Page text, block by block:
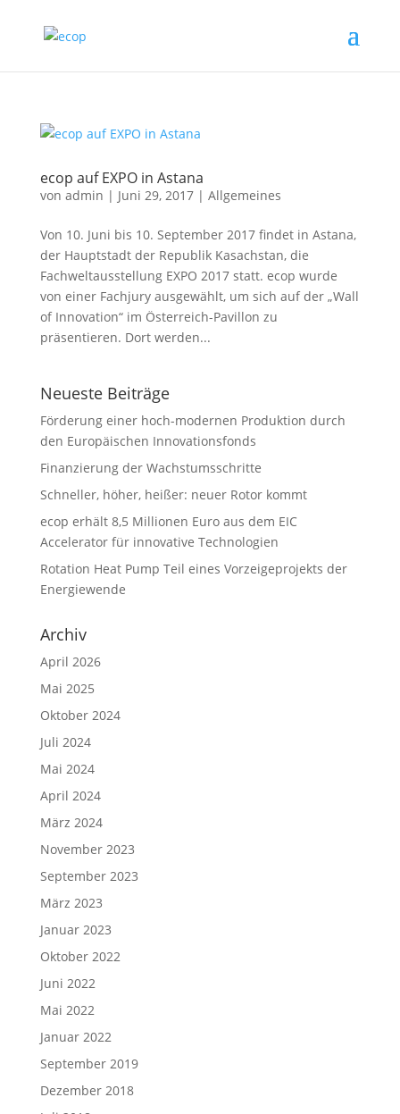
ecop auf EXPO in Astana
von admin | Juni 29, 2017| Allgemeines
Von 10. Juni bis 10. September 2017 findet in Astana,
der Hauptstadt der Republik Kasachstan, die
Fachweltausstellung EXPO 2017 statt. ecop wurde
von einer Fachjury ausgewählt, um sich auf der „Wall
of Innovation“ im Österreich-Pavillon zu
präsentieren. Dort werden...
Neueste Beiträge
Förderung einer hoch-modernen Produktion durch
den Europäischen Innovationsfonds
Finanzierung der Wachstumsschritte
Schneller, höher, heißer: neuer Rotor kommt
ecop erhält 8,5 Millionen Euro aus dem EIC
Accelerator für innovative Technologien
Rotation Heat Pump Teil eines Vorzeigeprojekts der
Energiewende
Archiv
April 2026
Mai 2025
Oktober 2024
Juli 2024
Mai 2024
April 2024
März 2024
November 2023
September 2023
März 2023
Januar 2023
Oktober 2022
Juni 2022
Mai 2022
Januar 2022
September 2019
Dezember 2018